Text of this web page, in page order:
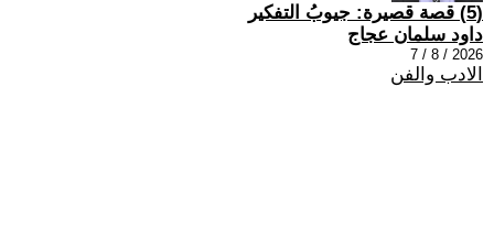
(5) قصة قصيرة: جيوبُ التفكير
داود سلمان عجاج
2026 / 8 / 7
الادب والفن